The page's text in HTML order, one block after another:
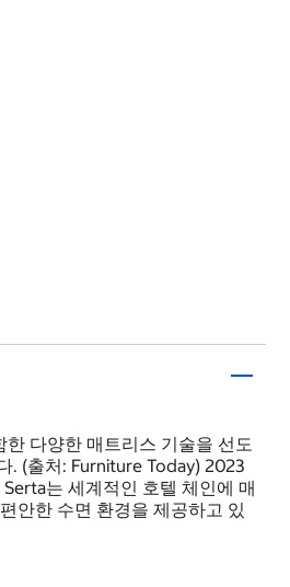
다양한 매트리스 기술을 선도
. (출처: Furniture Today) 2023
는 세계적인 호텔 체인에 매
안한 수면 환경을 제공하고 있